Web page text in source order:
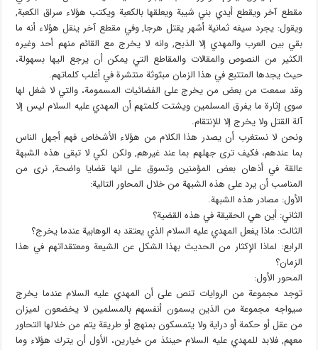
مقطع آخر ويقطع أيدي بني شيبة ويعلقها بالكعبة ويكتب هؤلاء سراق الكعبة,
ويقول: يجرد سيفه ثمانية أشهر يقتل هرجا, وفي مقطع آخر ينقل هؤلاء أنه ما
بقي بين العرب والمهدي إلا الذبح, وانه لا يخرج مع القائم منهم أحد وغيره
الكثير من النصوص والمقالات والمقاطع التي يمكن أن يرجع اليها بسهولة،
حيث يجدها المتتبع في هذا الزمان مبثوثة منتشرة في أغلب كلماتهم.
وقد سمعت من بعض من يخرج على الفضائيات المسمومة، والتي لا شغل لها
سوى إثارة ما يفرق المسلمين ويشتت كلمتهم أن المهدي عليه السلام ليس إلا
آلة القتل ولا يخرج إلا للإنتقام.
ونحن لا نستغرب أن يصدر هذا الكلام من هؤلاء الأشخاص فهم أجهل الناس
بما عندهم، فكيف ترى جهلهم بما عند غيرهم, ولكن لكي لا تبقى هذه الشبهة
عالقة في أذهان بعض المؤمنين وتسوق على انها قضايا واضحة, نرى من
المناسب أن يرد على هذه الشبهة من خلال المحاور التالية:
الأول: مصادر هذه الشبهة.
الثاني: أين هي الحقيقة في هذه القضية؟
الثالث: ماذا يفعل المهدي عليه السلام الذي يعتقد به الوهابية عندما يخرج؟
الرابع: لماذا الإكثار من الحديث بهذا الشكل عن الشيعة ومعتقداتهم في هذا
الزمان؟
المحور الأول:
توجد مجموعة من الروايات تنص على أن المهدي عليه السلام عندما يخرج
سيواجه مجموعة من الذين يسمون أنفسهم بالمسلمين لا يخضعون لميزان
من عقل أو حكمة أو دراية ولا يتمسكون بمنهج أو طريقة يتم من خلالها التحاور
معهم, فلابد للمهدي عليه السلام حينئذ من خيارين، الأول أن يترك هؤلاء وما